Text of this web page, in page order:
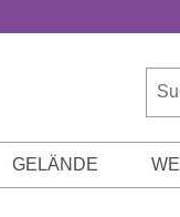
GELÄNDE